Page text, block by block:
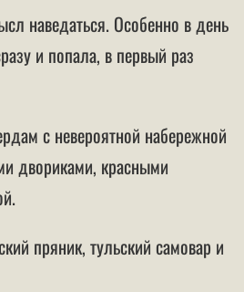
наведаться. Особенно в день
и попала, в первый раз
с невероятной набережной
двориками, красными
пряник, тульский самовар и